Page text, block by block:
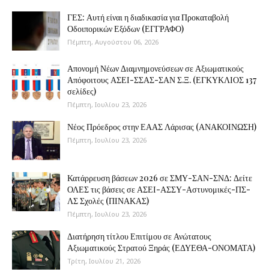
ΓΕΣ: Αυτή είναι η διαδικασία για Προκαταβολή
Οδοιπορικών Εξόδων (ΕΓΓΡΑΦΟ)
Πέμπτη, Αυγούστου 06, 2026
Απονομή Νέων Διαμνημονεύσεων σε Αξιωματικούς
Απόφοιτους ΑΣΕΙ-ΣΣΑΣ-ΣΑΝ Σ.Ξ. (ΕΓΚΥΚΛΙΟΣ 137
σελίδες)
Πέμπτη, Ιουλίου 23, 2026
Νέος Πρόεδρος στην ΕΑΑΣ Λάρισας (ΑΝΑΚΟΙΝΩΣΗ)
Πέμπτη, Ιουλίου 23, 2026
Κατάρρευση βάσεων 2026 σε ΣΜΥ-ΣΑΝ-ΣΝΔ: Δείτε
ΟΛΕΣ τις βάσεις σε ΑΣΕΙ-ΑΣΣΥ-Αστυνομικές-ΠΣ-
ΛΣ Σχολές (ΠΙΝΑΚΑΣ)
Πέμπτη, Ιουλίου 23, 2026
Διατήρηση τίτλου Επιτίμου σε Ανώτατους
Αξιωματικούς Στρατού Ξηράς (ΕΔΥΕΘΑ-ΟΝΟΜΑΤΑ)
Τρίτη, Ιουλίου 21, 2026